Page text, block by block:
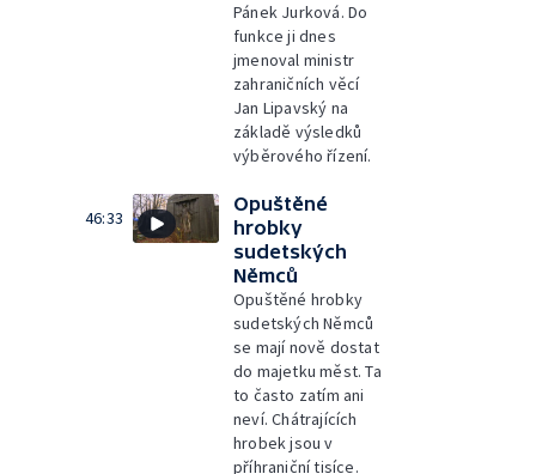
Pánek Jurková. Do
funkce ji dnes
jmenoval ministr
zahraničních věcí
Jan Lipavský na
základě výsledků
výběrového řízení.
46:33
Opuštěné
hrobky
sudetských
Němců
Opuštěné hrobky
sudetských Němců
se mají nově dostat
do majetku měst. Ta
to často zatím ani
neví. Chátrajících
hrobek jsou v
příhraniční tisíce.